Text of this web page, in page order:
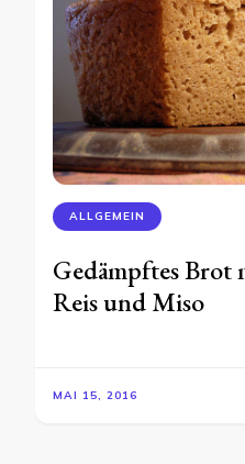
ALLGEMEIN
Gedämpftes Brot
Reis und Miso
MAI 15, 2016